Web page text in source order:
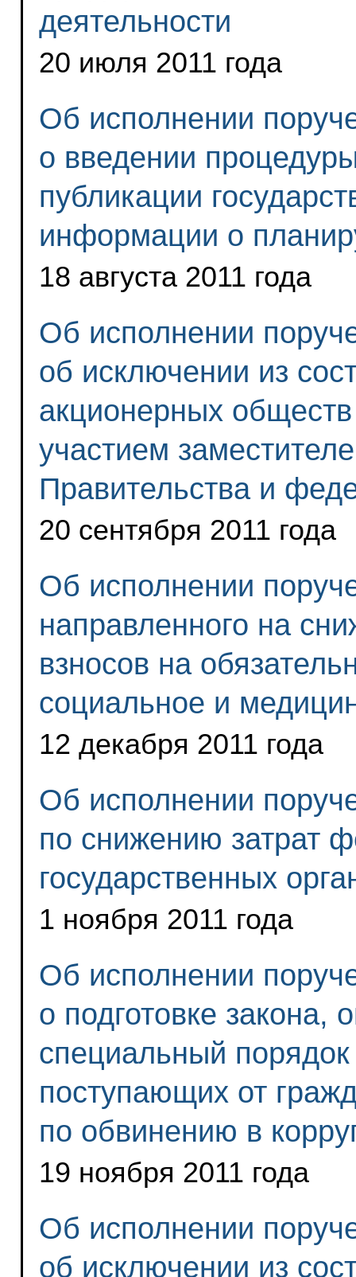
деятельности
20 июля 2011 года
Об исполнении
о введении
публикации
информации о
18 августа 2011 года
Об исполнении
об исключении из
акционерных
участием
Правительства и
20 сентября 2011 года
Об исполнении
направленного на
взносов на
социальное и
12 декабря 2011 года
Об исполнении
по снижению затрат
государственных
1 ноября 2011 года
Об исполнении
о подготовке закона,
специальный
поступающих от
по обвинению в
19 ноября 2011 года
Об исполнении
об исключении из